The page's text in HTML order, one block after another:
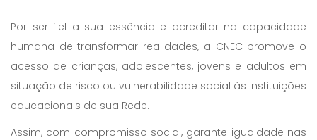
Por ser fiel a sua essência e acreditar na capacidade
humana de transformar realidades, a CNEC promove o
acesso de crianças, adolescentes, jovens e adultos em
situação de risco ou vulnerabilidade social às instituições
educacionais de sua Rede.
Assim, com compromisso social, garante igualdade nas